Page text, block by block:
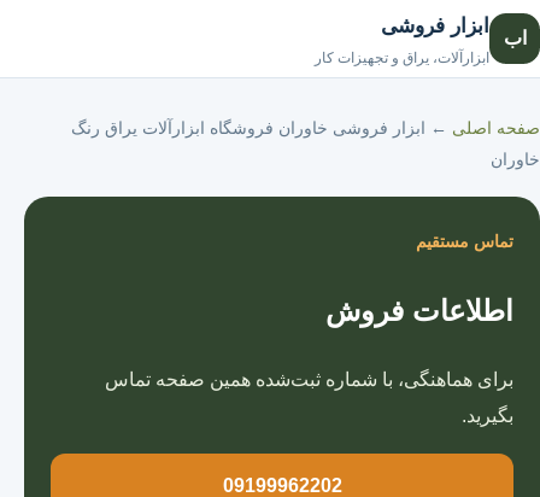
اب
ابزار فروشی
ابزارآلات، یراق و تجهیزات کار
صفحه اصلی ← ابزار فروشی خاوران فروشگاه ابزارآلات یراق رنگ
خاوران
تماس مستقیم
اطلاعات فروش
برای هماهنگی، با شماره ثبت‌شده همین صفحه تماس
بگیرید.
09199962202